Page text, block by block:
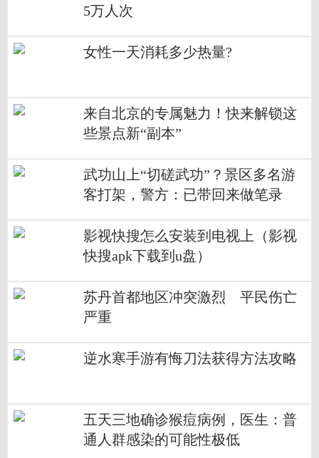
5万人次
女性一天消耗多少热量?
来自北京的专属魅力！快来解锁这
些景点新“副本”
武功山上“切磋武功”？景区多名游
客打架，警方：已带回来做笔录
影视快搜怎么安装到电视上（影视
快搜apk下载到u盘）
苏丹首都地区冲突激烈 平民伤亡
严重
逆水寒手游有悔刀法获得方法攻略
五天三地确诊猴痘病例，医生：普
通人群感染的可能性极低